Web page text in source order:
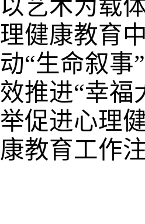
以艺术为载
理健康教育
动“生命叙事
效推进“幸福
举促进心理
康教育工作